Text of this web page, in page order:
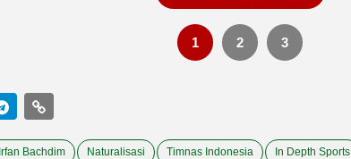
1 2 3
Irfan Bachdim Naturalisasi Timnas Indonesia In Depth Sports